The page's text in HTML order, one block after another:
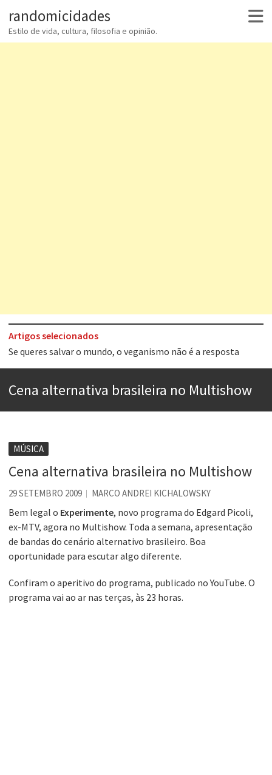
randomicidades
Estilo de vida, cultura, filosofia e opinião.
Artigos selecionados
Tem que filmar isso daí
Esse tal de Rock Gaúcho
Os causos de Jorge Luis Borges
Voto obrigatório é correto?
Se queres salvar o mundo, o veganismo não é a resposta
Cena alternativa brasileira no Multishow
MÚSICA
Cena alternativa brasileira no Multishow
29 SETEMBRO 2009 MARCO ANDREI KICHALOWSKY
Bem legal o Experimente, novo programa do Edgard Picoli,
ex-MTV, agora no Multishow. Toda a semana, apresentação
de bandas do cenário alternativo brasileiro. Boa
oportunidade para escutar algo diferente.
Confiram o aperitivo do programa, publicado no YouTube. O
programa vai ao ar nas terças, às 23 horas.